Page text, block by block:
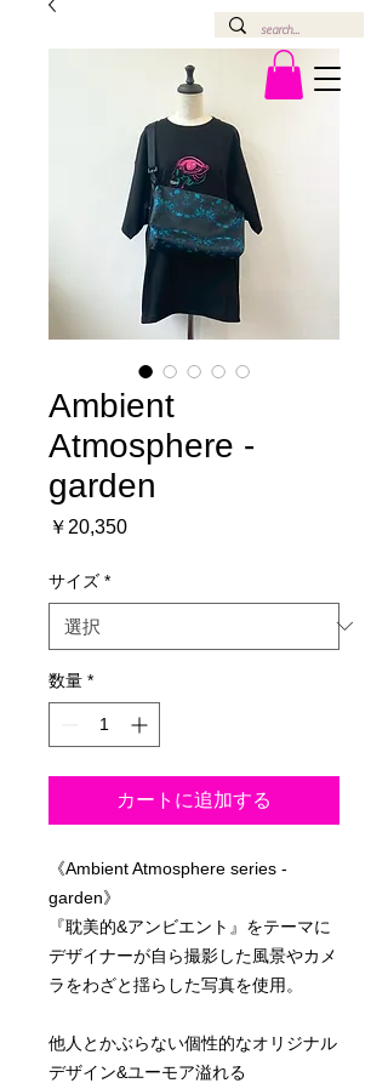
Ambient
Atmosphere -
garden
￥20,350価
サイズ *
数量 *
カートに追加する
《Ambient Atmosphere series -
garden》
『耽美的&アンビエント』をテーマに
デザイナーが自ら撮影した風景やカメ
ラをわざと揺らした写真を使用。
他人とかぶらない個性的なオリジナル
デザイン&ユーモア溢れる